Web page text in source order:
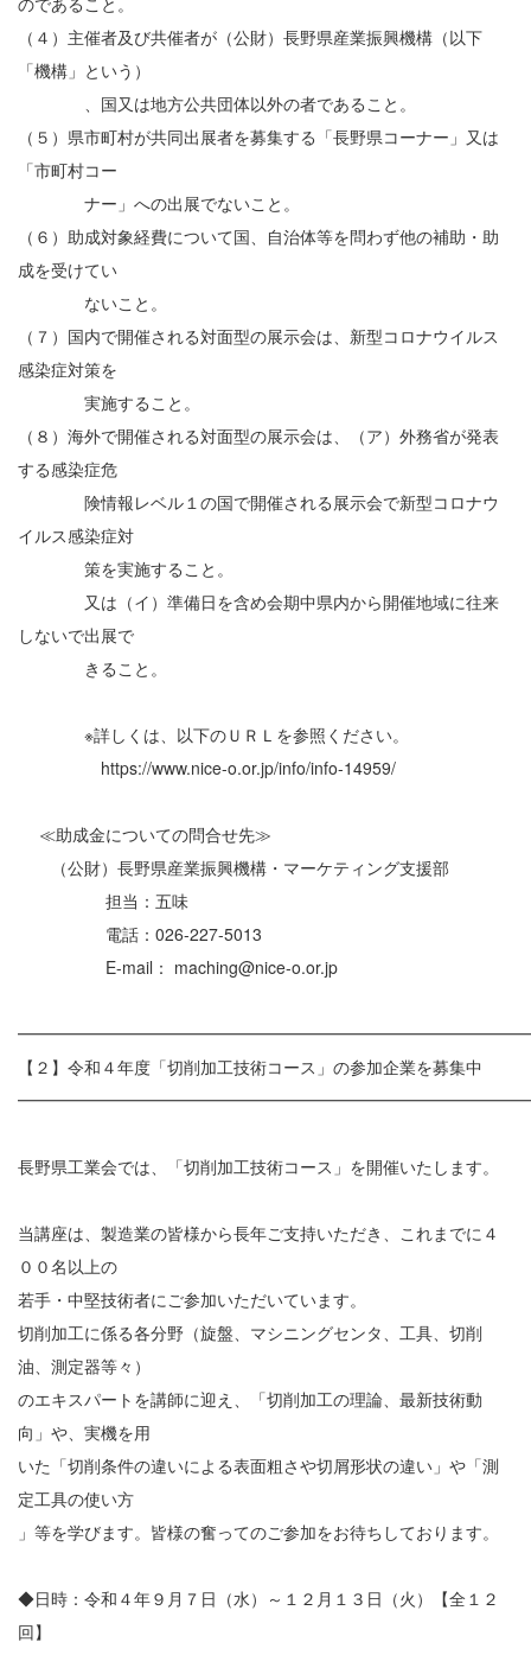
（４）主催者及び共催者が（公財）長野県産業振興機構（以下
「機構」という）
、国又は地方公共団体以外の者であること。
（５）県市町村が共同出展者を募集する「長野県コーナー」又は
「市町村コー
ナー」への出展でないこと。
（６）助成対象経費について国、自治体等を問わず他の補助・助
成を受けてい
ないこと。
（７）国内で開催される対面型の展示会は、新型コロナウイルス
感染症対策を
実施すること。
（８）海外で開催される対面型の展示会は、（ア）外務省が発表
する感染症危
険情報レベル１の国で開催される展示会で新型コロナウ
イルス感染症対
策を実施すること。
又は（イ）準備日を含め会期中県内から開催地域に往来
しないで出展で
きること。
※詳しくは、以下のＵＲＬを参照ください。
https://www.nice-o.or.jp/info/info-14959/
≪助成金についての問合せ先≫
（公財）長野県産業振興機構・マーケティング支援部
担当：五味
電話：026-227-5013
E-mail： maching@nice-o.or.jp
【２】令和４年度「切削加工技術コース」の参加企業を募集中
長野県工業会では、「切削加工技術コース」を開催いたします。
当講座は、製造業の皆様から長年ご支持いただき、これまでに４
００名以上の
若手・中堅技術者にご参加いただいています。
切削加工に係る各分野（旋盤、マシニングセンタ、工具、切削
油、測定器等々）
のエキスパートを講師に迎え、「切削加工の理論、最新技術動
向」や、実機を用
いた「切削条件の違いによる表面粗さや切屑形状の違い」や「測
定工具の使い方
」等を学びます。皆様の奮ってのご参加をお待ちしております。
◆日時：令和４年９月７日（水）～１２月１３日（火）【全１２
回】